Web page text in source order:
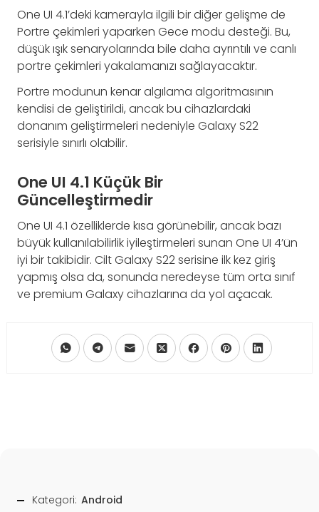
One UI 4.1’deki kamerayla ilgili bir diğer gelişme de
Portre çekimleri yaparken Gece modu desteği. Bu,
düşük ışık senaryolarında bile daha ayrıntılı ve canlı
portre çekimleri yakalamanızı sağlayacaktır.
Portre modunun kenar algılama algoritmasının
kendisi de geliştirildi, ancak bu cihazlardaki
donanım geliştirmeleri nedeniyle Galaxy S22
serisiyle sınırlı olabilir.
One UI 4.1 Küçük Bir
Güncelleştirmedir
One UI 4.1 özelliklerde kısa görünebilir, ancak bazı
büyük kullanılabilirlik iyileştirmeleri sunan One UI 4’ün
iyi bir takibidir. Cilt Galaxy S22 serisine ilk kez giriş
yapmış olsa da, sonunda neredeyse tüm orta sınıf
ve premium Galaxy cihazlarına da yol açacak.
Kategori: Android